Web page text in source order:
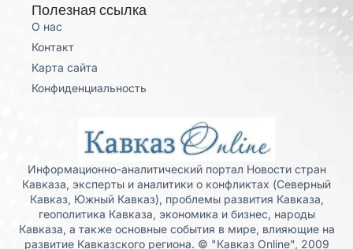
Полезная ссылка
О нас
Контакт
Карта сайта
Конфиденциальность
Информационно-аналитический портал Новости стран
Кавказа, эксперты и аналитики о конфликтах (Северный
Кавказ, Южный Кавказ), проблемы развития Кавказа,
геополитика Кавказа, экономика и бизнес, народы
Кавказа, а также основные события в мире, влияющие на
развитие Кавказского региона. © "Кавказ Online", 2009